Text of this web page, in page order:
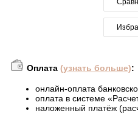
Оплата (узнать больше):
онлайн-оплата
оплата в системе
наложенный платёж